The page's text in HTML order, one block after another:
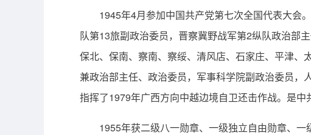
1945年4月参加中国共产党第七次全国代表大会
队第13旅副政治委员，晋察冀野战军第2纵队政治部
保北、保南、察南、察绥、清风店、石家庄、平津、
兼政治部主任、政治委员，军事科学院副政治委员
指挥了1979年广西方向中越边境自卫还击作战。是中
1955年获二级八一勋章、一级独立自由勋章、一